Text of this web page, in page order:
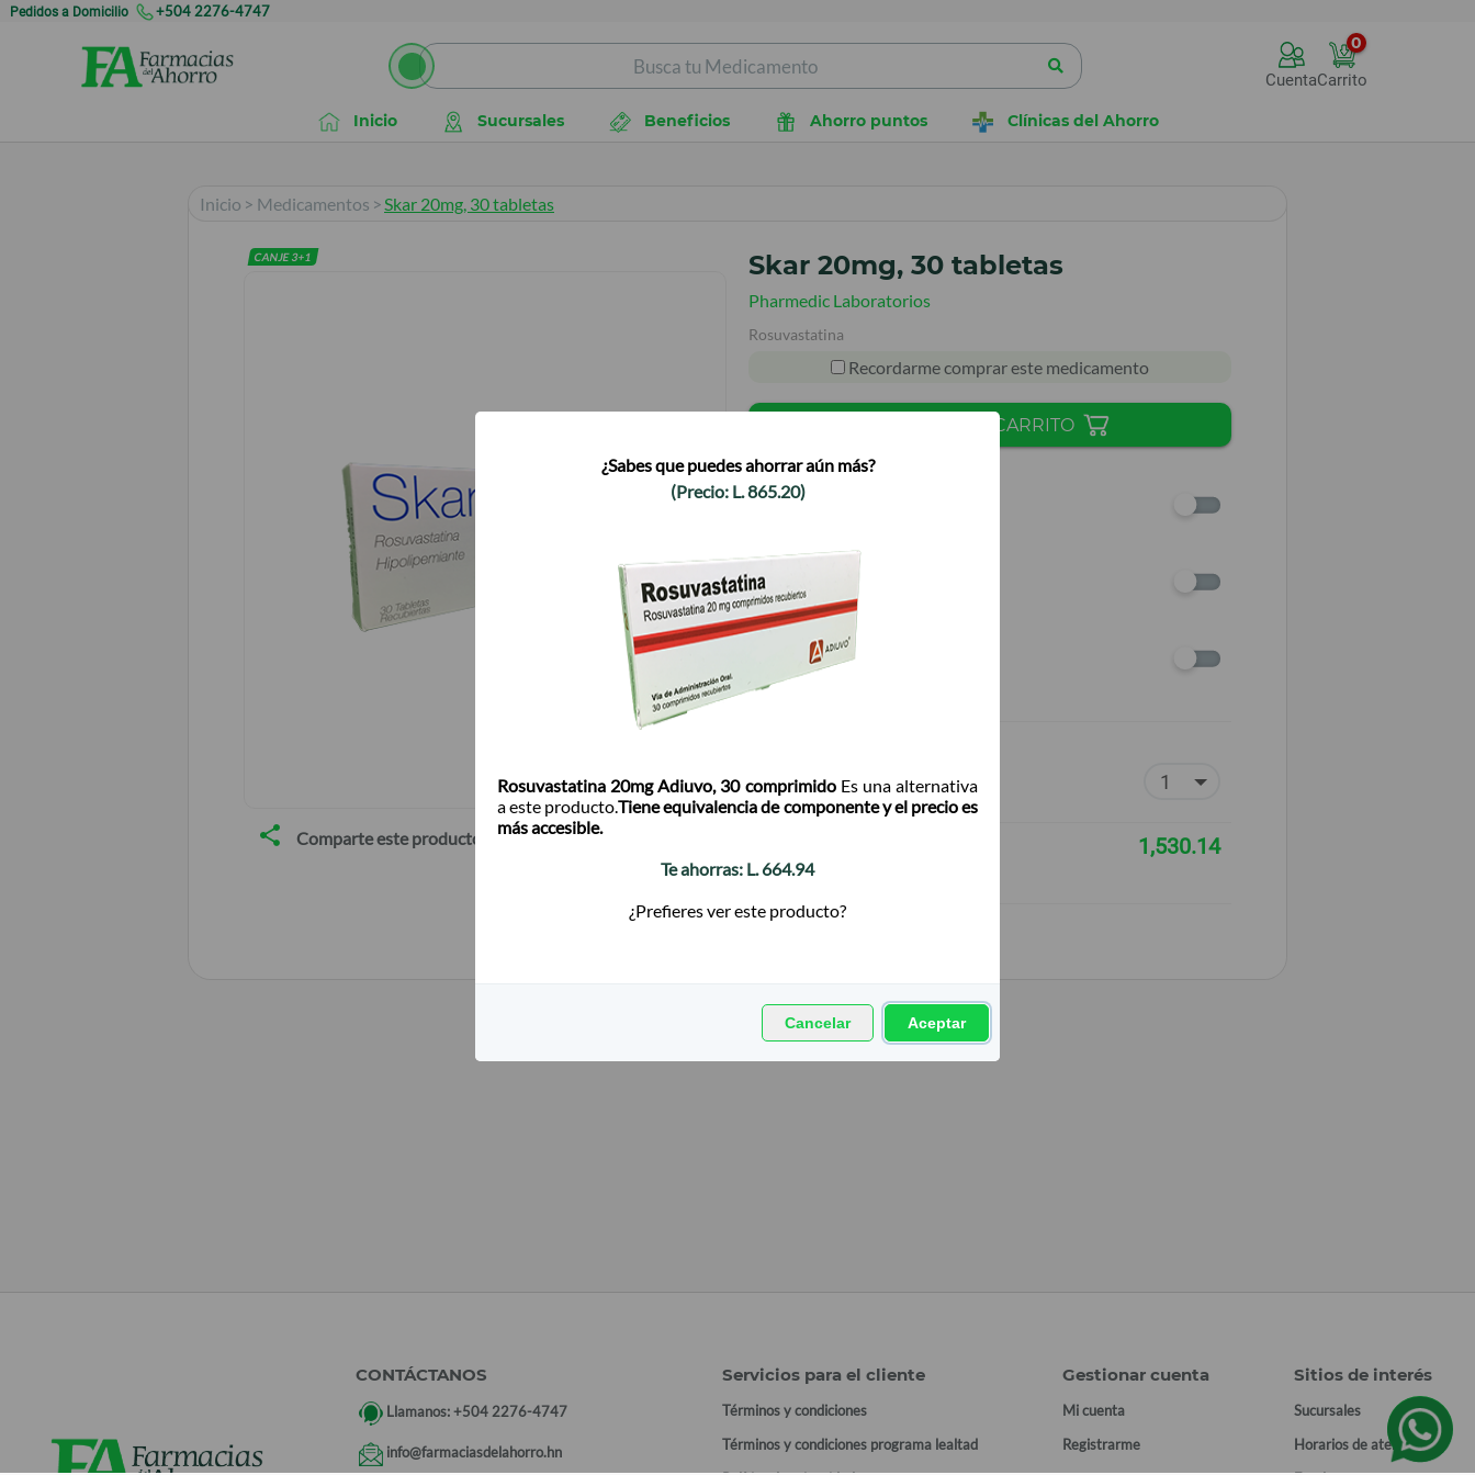
Pedidos a Domicilio +504 2276-4747
Cuenta
0
Carrito
Inicio Sucursales Beneficios Ahorro puntos Clínicas del Ahorro
Inicio > Medicamentos >Skar 20mg, 30 tabletas
CANJE3+1
Comparte este producto
Skar 20mg, 30 tabletas
Pharmedic Laboratorios
Rosuvastatina
Recordarme comprar este medicamento
AGREGAR AL CARRITO
Tengo Tercera Edad
Tengo Cuarta Edad
Tengo tarjeta Promérica Más
1,530.14
CONTÁCTANOS
Llamanos:+504 2276-4747
info@farmaciasdelahorro.hn
Servicios para el cliente
Términos y condiciones
Términos y condiciones programa lealtad
Gestionar cuenta
Mi cuenta
Registrarme
Sitios de interés
Sucursales
Horarios de atención
¿Sabes que puedes ahorrar aún más?
(Precio: L.865.20)
Rosuvastatina 20mg Adiuvo, 30 comprimidoEs una alternativa
a este producto.Tiene equivalencia de componente y el precio es
más accesible.
Te ahorras: L. 664.94
¿Prefieres ver este producto?
Cancelar Aceptar